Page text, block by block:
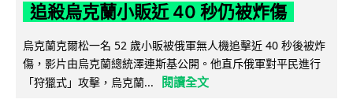
追殺烏克蘭小販近 40 秒仍被炸傷
烏克蘭克爾松一名 52 歲小販被俄軍無人機追擊近 40 秒後被炸
傷，影片由烏克蘭總統澤連斯基公開。他直斥俄軍對平民進行
「狩獵式」攻擊，烏克蘭...
閱讀全文